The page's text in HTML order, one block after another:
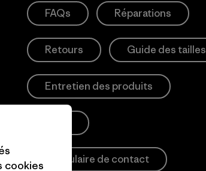
FAQs Réparations
Retours Guide des tailles
Entretien des produits
Formulaire de contact
cookies